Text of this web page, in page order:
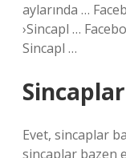
aylarında …
›Sincapl …
Sincapl …
Evet, sincaplar
sincaplar bazen